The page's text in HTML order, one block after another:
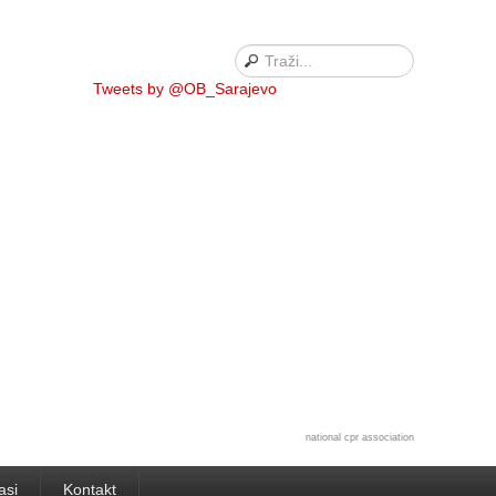
Tweets by @OB_Sarajevo
national cpr association
Kontakt